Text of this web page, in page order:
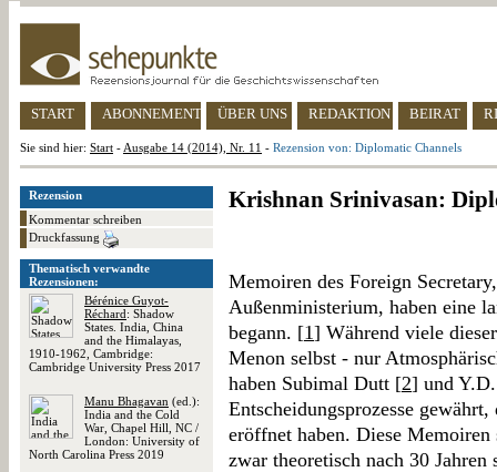
START ABONNEMENT ÜBER UNS REDAKTION BEIRAT
Sie sind hier: Start - Ausgabe 14 (2014), Nr. 11 - Rezension von: Diplomatic Channels
Rezension
Kommentar schreiben
Druckfassung
Thematisch verwandte
Rezensionen:
Bérénice Guyot-
Réchard: Shadow
States. India, China
and the Himalayas,
1910-1962, Cambridge:
Cambridge University Press 2017
Manu Bhagavan (ed.):
India and the Cold
War, Chapel Hill, NC /
London: University of
North Carolina Press 2019
Krishnan Srinivasan:
Memoiren des Foreign
Außenministerium, haben eine
begann. [1] Während viele
Menon selbst - nur
haben Subimal Dutt [2] und
Entscheidungsprozesse
eröffnet haben. Diese
zwar theoretisch nach 30